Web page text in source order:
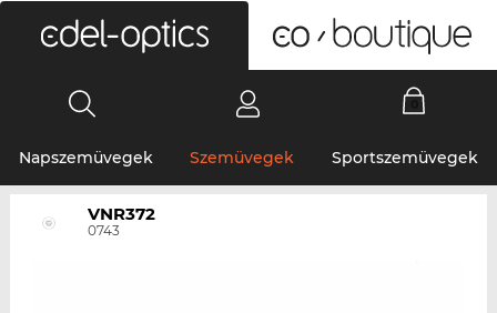
Napszemüvegek Szemüvegek Sportszemüvegek
VNR372
0743